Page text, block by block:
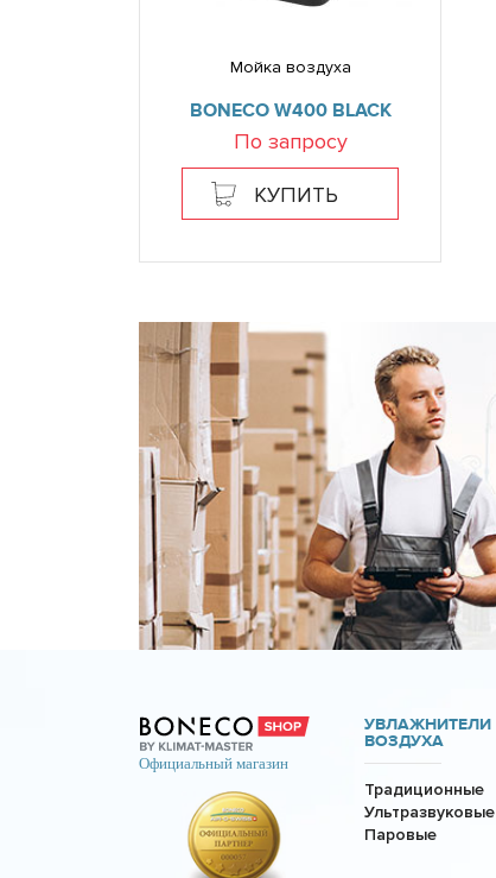
Мойка воздуха
BONECO W400 BLACK
По запросу
КУПИТЬ
УВЛАЖНИТЕЛИ
ВОЗДУХА
Традиционные
Ультразвуковые
Паровые